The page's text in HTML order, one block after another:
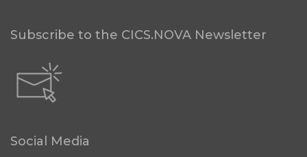
Subscribe to the CICS.NOVA Newsletter
Social Media